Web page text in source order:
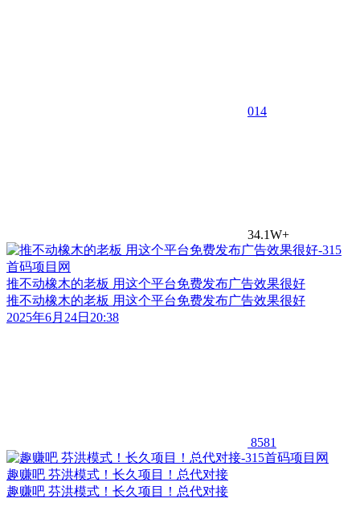
014
34.1W+
推不动橡木的老板 用这个平台免费发布广告效果很好
推不动橡木的老板 用这个平台免费发布广告效果很好
2025年6月24日20:38
8581
趣赚吧 芬洪模式！长久项目！总代对接
趣赚吧 芬洪模式！长久项目！总代对接